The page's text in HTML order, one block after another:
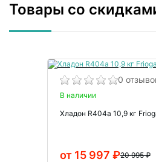
Товары со
0
В наличии
Хладон R404a 10,9 кг
20 995 ₽
от 15 997 ₽